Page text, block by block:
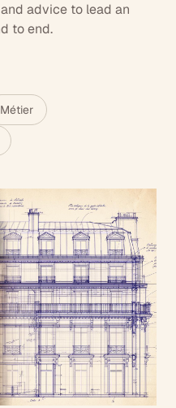
advice to lead an
to end.
Métier